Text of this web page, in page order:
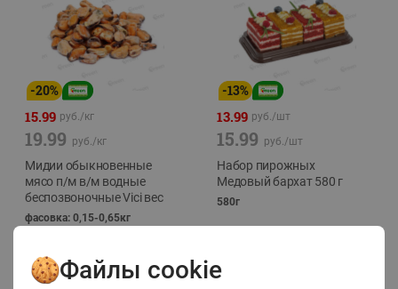
-20%
15.99 руб./кг
19.99 руб./кг
Мидии обыкновенные
мясо п/м в/м водные
беспозвоночные Vici вес
фасовка: 0,15-0,65кг
-13%
13.99 руб./шт
15.99 руб./шт
Набор пирожных
Медовый бархат 580 г
580г
Файлы cookie